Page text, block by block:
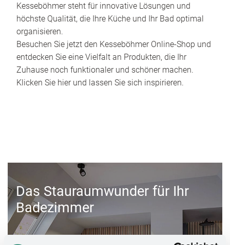
Kesseböhmer steht für innovative Lösungen und
höchste Qualität, die Ihre Küche und Ihr Bad optimal
organisieren.
Besuchen Sie jetzt den Kesseböhmer Online-Shop und
entdecken Sie eine Vielfalt an Produkten, die Ihr
Zuhause noch funktionaler und schöner machen.
Klicken Sie hier und lassen Sie sich inspirieren.
Das Stauraumwunder für Ihr
Badezimmer